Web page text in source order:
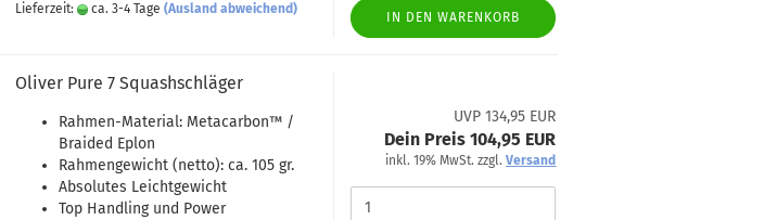
Lieferzeit: ca. 3-4 Tage (Ausland abweichend)
IN DEN WARENKORB
Oliver Pure 7 Squashschläger
Rahmen-Material: Metacarbon™ /
Braided Eplon
Rahmengewicht (netto): ca. 105 gr.
Absolutes Leichtgewicht
Top Handling und Power
UVP 134,95 EUR
Dein Preis 104,95 EUR
inkl. 19% MwSt. zzgl.Versand